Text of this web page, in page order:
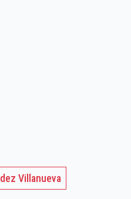
Villanueva